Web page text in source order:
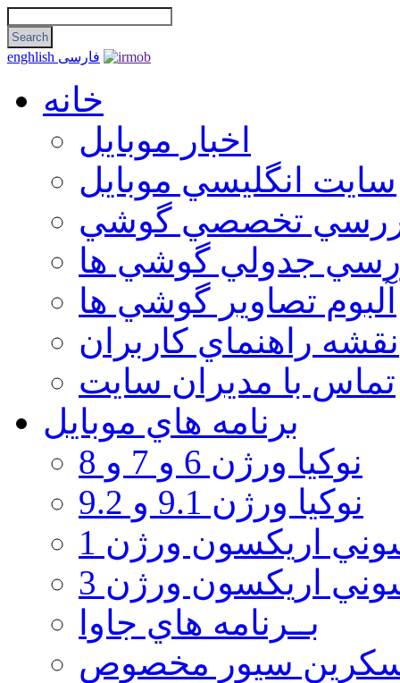
enghlish فارسی
خانه
اخبار موبایل
سايت انگليسي موبايل
تخصصي گوشي
جدولي گوشي ها
آلبوم تصاوير گوشي ها
نقشه راهنماي كاربران
تماس با مديران سايت
برنامه هاي موبايل
نوکیا ورژن 6 و 7 و 8
نوکیا ورژن 9.1 و 9.2
اريكسون ورژن 1
اريكسون ورژن 3
بــرنامه هاي جاوا
سيور مخصوص